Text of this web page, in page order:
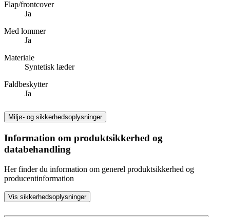
Flap/frontcover
Ja
Med lommer
Ja
Materiale
Syntetisk læder
Faldbeskytter
Ja
Miljø- og sikkerhedsoplysninger
Information om produktsikkerhed og
databehandling
Her finder du information om generel produktsikkerhed og
producentinformation
Vis sikkerhedsoplysninger